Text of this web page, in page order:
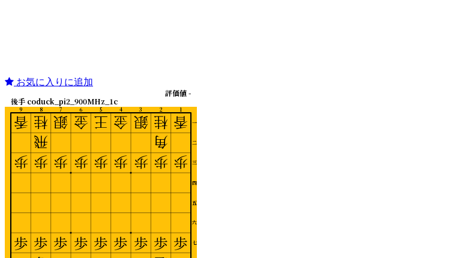
お気に入りに追加
1
2
3
4
5
6
7
8
9
一
二
三
四
五
六
七
後手 coduck_pi2_900MHz_1c
評価値 -
香
歩
歩
桂
角
歩
歩
銀
歩
歩
金
歩
歩
王
歩
歩
金
歩
歩
銀
歩
歩
桂
飛
歩
歩
香
歩
歩